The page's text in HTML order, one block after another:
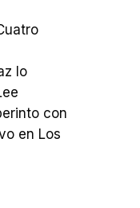
lo
con
en Los